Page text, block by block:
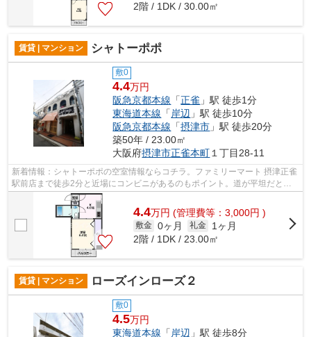
2階 / 1DK / 30.00㎡
賃貸 | マンション シャトーポポ
敷0
4.4万円
阪急京都本線 「正雀 」駅 徒歩1分
東海道本線 「岸辺 」駅 徒歩10分
阪急京都本線 「摂津市 」駅 徒歩20分
築50年 / 23.00㎡
大阪府摂津市正雀本町１丁目28-11
新着情報：シャトーポポの空室情報ならコチラ。ファミリーマート 摂津正雀
駅前店まで徒歩2分と近場にコンビニがあるのもポイント。道が平坦だと買
い物も快適にできますね。鉄筋コンク...
4.4万円 (管理費等：3,000円 )
敷金 0ヶ月 礼金
1ヶ月
2階 / 1DK / 23.00㎡
賃貸 | マンション ローズインローズ２
敷0
4.5万円
東海道本線 「 岸辺 」駅 徒歩8分